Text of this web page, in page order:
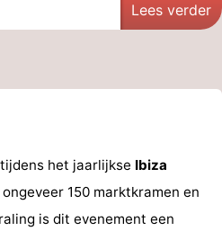
Lees verder
het jaarlijkse Ibiza
150 marktkramen en
is dit evenement een